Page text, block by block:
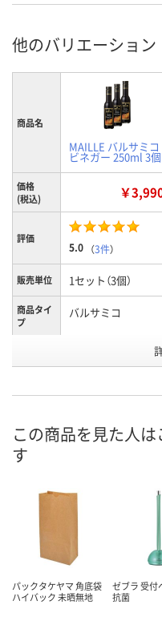
他のバリエーション
商品名
MAILLE バルサミコ
ビネガー 250ml 3個
価格
(税込)
￥
評価
5.0 （3件）
販売単位 1セット（3個）
商品タイ
プ
バルサミコ
号
カゴへ
この商品を見た人
す
パックタケヤマ 角底袋
ハイバック 未晒無地
ゼブラ 受付
抗菌